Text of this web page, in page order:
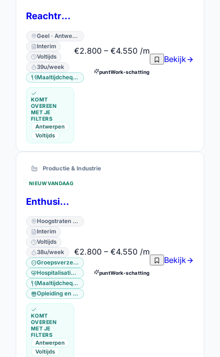
Reachtruckchauffeur
Geel · Antwerpen
Interim
Voltijds
39u/week
Maaltijdcheques
KOMT
OVEREEN
MET JE
FILTERS
Antwerpen
Voltijds
€2.800 – €4.550 /m
puntWork-schatting
Bekijk
Productie & Industrie
NIEUW VANDAAG
Enthusiastic operators
Hoogstraten · Antwerpen
Interim
Voltijds
38u/week
Groepsverzekering
Hospitalisatieverzekering
Maaltijdcheques
Opleiding en vorming
KOMT
OVEREEN
MET JE
FILTERS
Antwerpen
Voltijds
€2.800 – €4.550 /m
puntWork-schatting
Bekijk